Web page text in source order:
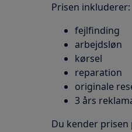
Prisen inkluderer:
fejlfinding
arbejdsløn
kørsel
reparation
originale
3 års
Du kender